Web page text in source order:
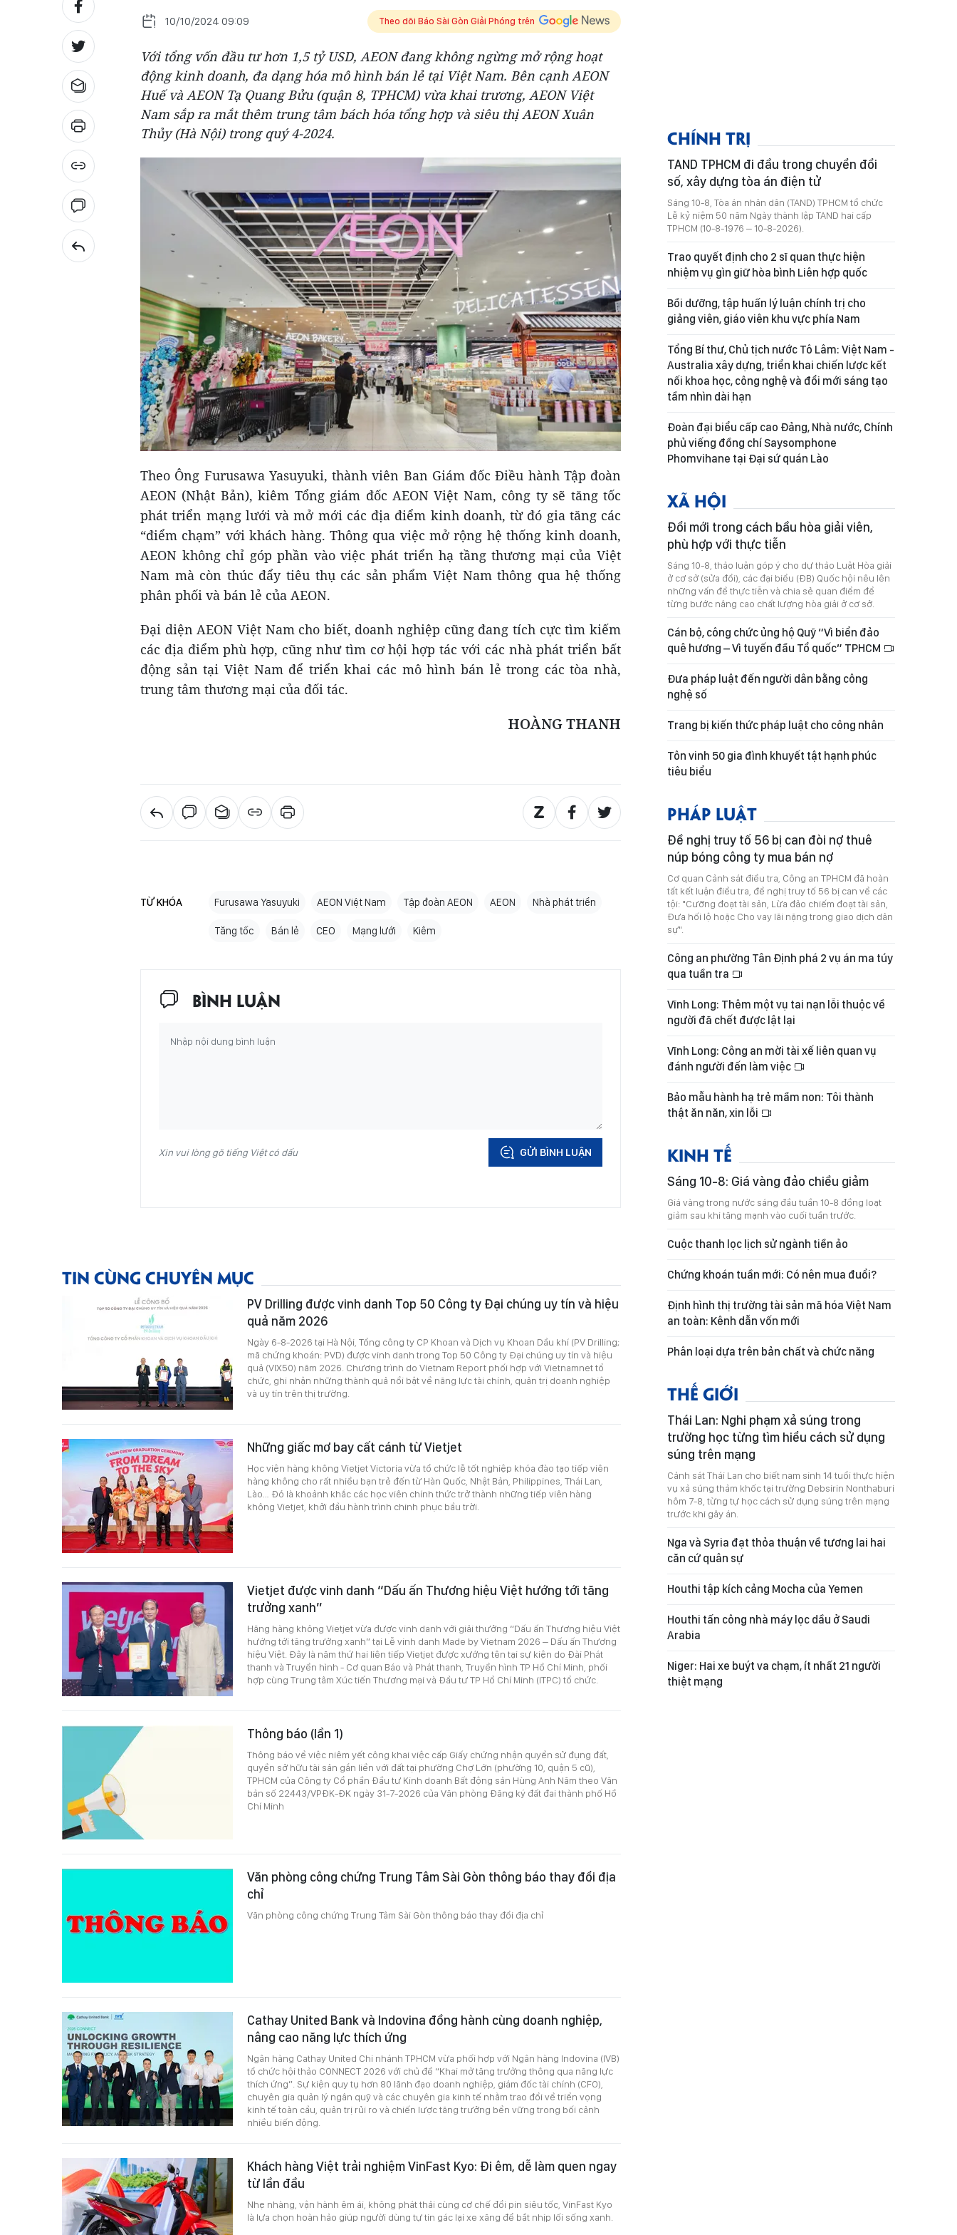
10/10/2024 09:09 Theo dõi Báo Sài Gòn Giải Phóng trên
Với tổng vốn đầu tư hơn 1,5 tỷ USD, AEON đang không ngừng mở rộng hoạt
động kinh doanh, đa dạng hóa mô hình bán lẻ tại Việt Nam. Bên cạnh AEON
Huế và AEON Tạ Quang Bửu (quận 8, TPHCM) vừa khai trương, AEON Việt
Nam sắp ra mắt thêm trung tâm bách hóa tổng hợp và siêu thị AEON Xuân
Thủy (Hà Nội) trong quý 4-2024.
Theo Ông Furusawa Yasuyuki, thành viên Ban Giám đốc Điều hành Tập đoàn
AEON (Nhật Bản), kiêm Tổng giám đốc AEON Việt Nam, công ty sẽ tăng tốc
phát triển mạng lưới và mở mới các địa điểm kinh doanh, từ đó gia tăng các
“điểm chạm” với khách hàng. Thông qua việc mở rộng hệ thống kinh doanh,
AEON không chỉ góp phần vào việc phát triển hạ tầng thương mại của Việt
Nam mà còn thúc đẩy tiêu thụ các sản phẩm Việt Nam thông qua hệ thống
phân phối và bán lẻ của AEON.
Đại diện AEON Việt Nam cho biết, doanh nghiệp cũng đang tích cực tìm kiếm
các địa điểm phù hợp, cũng như tìm cơ hội hợp tác với các nhà phát triển bất
động sản tại Việt Nam để triển khai các mô hình bán lẻ trong các tòa nhà,
trung tâm thương mại của đối tác.
HOÀNG THANH
TỪ KHÓA Furusawa Yasuyuki AEON Việt Nam Tập đoàn AEON AEON Nhà phát triển
Tăng tốc Bán lẻ CEO Mạng lưới Kiêm
BÌNH LUẬN
Xin vui lòng gõ tiếng Việt có dấu GỬI BÌNH LUẬN
TIN CÙNG CHUYÊN MỤC
PV Drilling được vinh danh Top 50 Công ty Đại chúng uy tín và hiệu
quả năm 2026
Ngày 6-8-2026 tại Hà Nội, Tổng công ty CP Khoan và Dịch vụ Khoan Dầu khí (PV Drilling;
mã chứng khoán: PVD) được vinh danh trong Top 50 Công ty Đại chúng uy tín và hiệu
quả (VIX50) năm 2026. Chương trình do Vietnam Report phối hợp với Vietnamnet tổ
chức, ghi nhận những thành quả nổi bật về năng lực tài chính, quản trị doanh nghiệp
và uy tín trên thị trường.
Những giấc mơ bay cất cánh từ Vietjet
Học viện hàng không Vietjet Victoria vừa tổ chức lễ tốt nghiệp khóa đào tạo tiếp viên
hàng không cho rất nhiều bạn trẻ đến từ Hàn Quốc, Nhật Bản, Philippines, Thái Lan,
Lào… Đó là khoảnh khắc các học viên chính thức trở thành những tiếp viên hàng
không Vietjet, khởi đầu hành trình chinh phục bầu trời.
Vietjet được vinh danh “Dấu ấn Thương hiệu Việt hướng tới tăng
trưởng xanh”
Hãng hàng không Vietjet vừa được vinh danh với giải thưởng “Dấu ấn Thương hiệu Việt
hướng tới tăng trưởng xanh” tại Lễ vinh danh Made by Vietnam 2026 – Dấu ấn Thương
hiệu Việt. Đây là năm thứ hai liên tiếp Vietjet được xướng tên tại sự kiện do Đài Phát
thanh và Truyền hình - Cơ quan Báo và Phát thanh, Truyền hình TP Hồ Chí Minh, phối
hợp cùng Trung tâm Xúc tiến Thương mại và Đầu tư TP Hồ Chí Minh (ITPC) tổ chức.
Thông báo (lần 1)
Thông báo về việc niêm yết công khai việc cấp Giấy chứng nhận quyền sử đụng đất,
quyền sở hữu tài sản gắn liền với đất tại phường Chợ Lớn (phường 10, quận 5 cũ),
TPHCM của Công ty Cổ phần Đầu tư Kinh doanh Bất động sản Hùng Anh Năm theo Văn
bản số 22443/VPĐK-ĐK ngày 31-7-2026 của Văn phòng Đăng ký đất đai thành phố Hồ
Chí Minh
Văn phòng công chứng Trung Tâm Sài Gòn thông báo thay đổi địa
chỉ
Văn phòng công chứng Trung Tâm Sài Gòn thông báo thay đổi địa chỉ
Cathay United Bank và Indovina đồng hành cùng doanh nghiệp,
nâng cao năng lực thích ứng
Ngân hàng Cathay United Chi nhánh TPHCM vừa phối hợp với Ngân hàng Indovina (IVB)
tổ chức hội thảo CONNECT 2026 với chủ đề “Khai mở tăng trưởng thông qua năng lực
thích ứng”. Sự kiện quy tụ hơn 80 lãnh đạo doanh nghiệp, giám đốc tài chính (CFO),
chuyên gia quản lý ngân quỹ và các chuyên gia kinh tế nhằm trao đổi về triển vọng
kinh tế toàn cầu, quản trị rủi ro và chiến lược tăng trưởng bền vững trong bối cảnh
nhiều biến động.
Khách hàng Việt trải nghiệm VinFast Kyo: Đi êm, dễ làm quen ngay
từ lần đầu
Nhẹ nhàng, vận hành êm ái, không phát thải cùng cơ chế đổi pin siêu tốc, VinFast Kyo
là lựa chọn hoàn hảo giúp người dùng tự tin gác lại xe xăng để bắt nhịp lối sống xanh.
CHÍNH TRỊ
TAND TPHCM đi đầu trong chuyển đổi
số, xây dựng tòa án điện tử
Sáng 10-8, Tòa án nhân dân (TAND) TPHCM tổ chức
Lễ kỷ niệm 50 năm Ngày thành lập TAND hai cấp
TPHCM (10-8-1976 – 10-8-2026).
Trao quyết định cho 2 sĩ quan thực hiện
nhiệm vụ gìn giữ hòa bình Liên hợp quốc
Bồi dưỡng, tập huấn lý luận chính trị cho
giảng viên, giáo viên khu vực phía Nam
Tổng Bí thư, Chủ tịch nước Tô Lâm: Việt Nam -
Australia xây dựng, triển khai chiến lược kết
nối khoa học, công nghệ và đổi mới sáng tạo
tầm nhìn dài hạn
Đoàn đại biểu cấp cao Đảng, Nhà nước, Chính
phủ viếng đồng chí Saysomphone
Phomvihane tại Đại sứ quán Lào
XÃ HỘI
Đổi mới trong cách bầu hòa giải viên,
phù hợp với thực tiễn
Sáng 10-8, thảo luận góp ý cho dự thảo Luật Hòa giải
ở cơ sở (sửa đổi), các đại biểu (ĐB) Quốc hội nêu lên
những vấn đề thực tiễn và chia sẻ quan điểm để
từng bước nâng cao chất lượng hòa giải ở cơ sở.
Cán bộ, công chức ủng hộ Quỹ “Vì biển đảo
quê hương – Vì tuyến đầu Tổ quốc” TPHCM
Đưa pháp luật đến người dân bằng công
nghệ số
Trang bị kiến thức pháp luật cho công nhân
Tôn vinh 50 gia đình khuyết tật hạnh phúc
tiêu biểu
PHÁP LUẬT
Đề nghị truy tố 56 bị can đòi nợ thuê
núp bóng công ty mua bán nợ
Cơ quan Cảnh sát điều tra, Công an TPHCM đã hoàn
tất kết luận điều tra, đề nghị truy tố 56 bị can về các
tội: "Cưỡng đoạt tài sản, Lừa đảo chiếm đoạt tài sản,
Đưa hối lộ hoặc Cho vay lãi nặng trong giao dịch dân
sự".
Công an phường Tân Định phá 2 vụ án ma túy
qua tuần tra
Vĩnh Long: Thêm một vụ tai nạn lỗi thuộc về
người đã chết được lật lại
Vĩnh Long: Công an mời tài xế liên quan vụ
đánh người đến làm việc
Bảo mẫu hành hạ trẻ mầm non: Tôi thành
thật ăn năn, xin lỗi
KINH TẾ
Sáng 10-8: Giá vàng đảo chiều giảm
Giá vàng trong nước sáng đầu tuần 10-8 đồng loạt
giảm sau khi tăng mạnh vào cuối tuần trước.
Cuộc thanh lọc lịch sử ngành tiền ảo
Chứng khoán tuần mới: Có nên mua đuổi?
Định hình thị trường tài sản mã hóa Việt Nam
an toàn: Kênh dẫn vốn mới
Phân loại dựa trên bản chất và chức năng
THẾ GIỚI
Thái Lan: Nghi phạm xả súng trong
trường học từng tìm hiểu cách sử dụng
súng trên mạng
Cảnh sát Thái Lan cho biết nam sinh 14 tuổi thực hiện
vụ xả súng thảm khốc tại trường Debsirin Nonthaburi
hôm 7-8, từng tự học cách sử dụng súng trên mạng
trước khi gây án.
Nga và Syria đạt thỏa thuận về tương lai hai
căn cứ quân sự
Houthi tập kích cảng Mocha của Yemen
Houthi tấn công nhà máy lọc dầu ở Saudi
Arabia
Niger: Hai xe buýt va chạm, ít nhất 21 người
thiệt mạng